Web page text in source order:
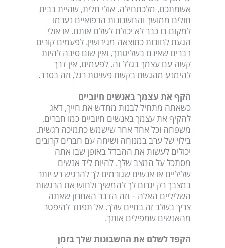
אשמתכם, מלכתחילה. אולי חלית, שהיית בבית
חולים ממושך והחשבונות הרפואיים נערמו
למקום בו כבר לא יכולת לשלם אותם. או אולי
הגעת לחובות כתוצאה מגירושין. לפעמים קורים
דברים שאינם בשליטתך, ואין שום סיבה להיות
קשה עם עצמך בגלל זה. לפעמים, אין דרך
להימנע מהגשת בקשת פשיטת רגל, וזה בסדר.
הקף את עצמך באנשים חיוביים
כשאתה מתחיל לבנות מחדש את חייך, דאג
להקיף את עצמך באנשים חיוביים כמו חברים,
משפחה וכל אחד אחר שישמש כתמיכה רגשית.
בילוי של ערב במנוחה ושיחה עם חברים קרובים
יכולים לעשות את ההבדל באופן שבו אתה
מסתכל על המצב שלך. להיות ליד אנשים
שליליים או אנשים שגורמים לך להרגיש רע יותר
במצבך רק יגרום לך להמשיך ולחוש את הרגשות
השליליים האלה – וזה הדבר האחרון שאתה
צריך בשלב זה בחיים שלך. אל תפחד להיפטר
מהאנשים שמפילים אותך.
הקפד לשלם את החשבונות שלך בזמן